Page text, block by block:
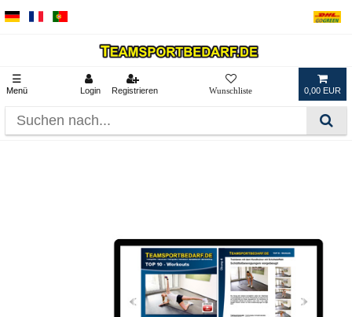
☰
Menü Login Registrieren 0,00 EUR